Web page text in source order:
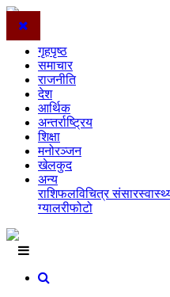
गृहपृष्ठ
समाचार
राजनीति
देश
आर्थिक
अन्तर्राष्ट्रिय
शिक्षा
मनोरञ्जन
खेलकुद
अन्य
राशिफलविचित्र संसार
ग्यालरीफोटो